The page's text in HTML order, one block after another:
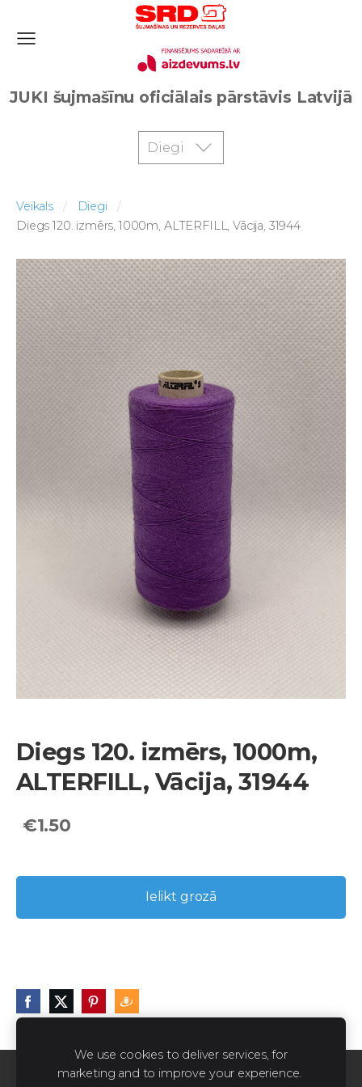
JUKI šujmašīnu oficiālais pārstāvis Latvijā
Diegi
Veikals
Diegi
Diegs 120. izmērs, 1000m, ALTERFILL, Vācija, 31944
Diegs 120. izmērs, 1000m,
ALTERFILL, Vācija, 31944
€1.50
Ielikt grozā
Sīkdatnes
We use cookies to deliver services, for
marketing and to improve your experience.